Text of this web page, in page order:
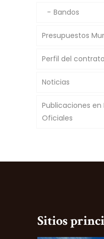
Bandos
Presupuestos
Perfil del
Noticias
Publicaciones en
Oficiales
Sitios